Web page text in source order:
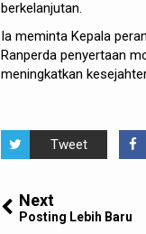
berkelanjutan.
Ia meminta Kepala
Ranperda penyertaan
meningkatkan
Tweet
Next
Posting Lebih Baru